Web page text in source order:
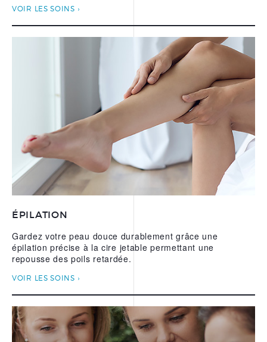
VOIR LES SOINS
ÉPILATION
Gardez votre peau douce durablement grâce une
épilation précise à la cire jetable permettant une
repousse des poils retardée.
VOIR LES SOINS